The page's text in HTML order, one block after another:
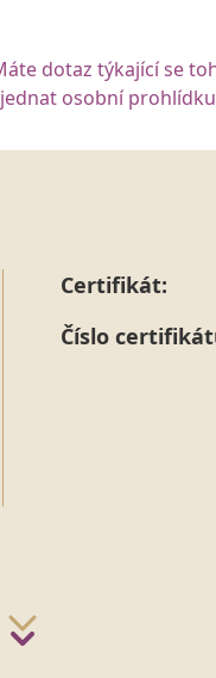
dotaz týkající se
osobní
Certifikát:
Číslo